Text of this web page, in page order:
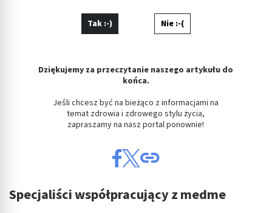
Tak :-) Nie :-(
Dziękujemy za przeczytanie naszego artykułu do
końca.
Jeśli chcesz być na bieżąco z informacjami na
temat zdrowia i zdrowego stylu życia,
zapraszamy na nasz portal ponownie!
Specjaliści współpracujący z medme